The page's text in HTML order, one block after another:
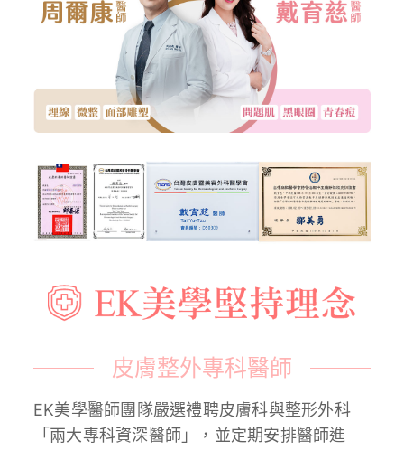
皮膚整外專科醫師
EK美學醫師團隊嚴選禮聘皮膚科與整形外科
「兩大專科資深醫師」，並定期安排醫師進